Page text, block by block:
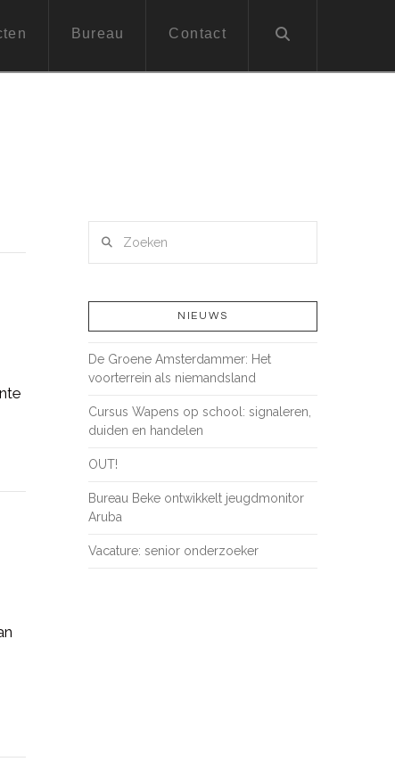
Bureau Contact
NIEUWS
De Groene Amsterdammer: Het
voorterrein als niemandsland
Cursus Wapens op school: signaleren,
duiden en handelen
OUT!
Bureau Beke ontwikkelt jeugdmonitor
Aruba
Vacature: senior onderzoeker